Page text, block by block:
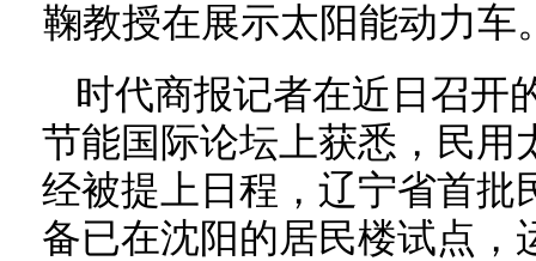
鞠教授在展示太阳能动力车
时代商报记者在近日召开
节能国际论坛上获悉，民用
经被提上日程，辽宁省首批
备已在沈阳的居民楼试点，